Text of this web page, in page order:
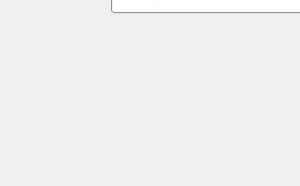
語